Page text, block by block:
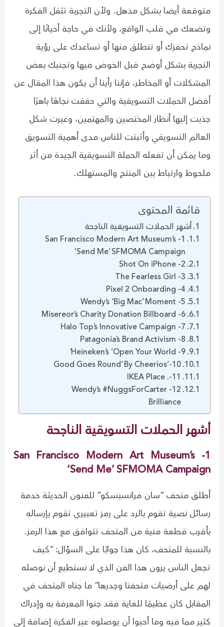
متوقعة أيضا بشكل مذهل. ولأن التجربة تثقل الفكرة
وتضعك في قلب الواقع، ولأنك في حاجة أحيانًا إلى
نماذج تحفزك أو تنطلق منها أو تساعدك على رؤية
التجربة بشكل أوضح قبل الخوض فيها وتجنبك بعض
المشكلات أو المخاطر، فإننا رأينا أن يكون هذا المقال عن
أفضل الحملات التسويقية والتي حققت نجاهًا باهرًا
جذبت إليها أنظار المختصين والمهتمين، وغيرت شكل
العالم التسويقي وأثبتت للناس مدى أهمية التسويق
وما يمكن أن تفعله الحملة التسويقية الجيدة من أثر
ملحوظ وارتباط بين المنتج والمستهلك.
قائمة المحتوى
أشهر الحملات التسويقية الناجحة
1- San Francisco Modern Art Museum’s
‘Send Me’ SFMOMA Campaign
2- Shot On iPhone
3- The Fearless Girl
4- Pixel 2 Onboarding
5- Wendy’s ‘Big Mac’ Moment
6- Misereor’s Charity Donation Billboard
7- Halo Top’s Innovative Campaign
8- Patagonia’s Brand Activism
9- Heineken’s ‘Open Your World’
10-‘Good Goes Round’ By Cheerios
11-. IKEA Place
12- Wendy’s #NuggsForCarter
Brilliance
أشهر الحملات التسويقية الناجحة
1- San Francisco Modern Art Museum’s
‘Send Me’ SFMOMA Campaign
أطلق متحف “سان فرانسيسكو” للفنون الحديثة خدمة
رسائل نصية تقوم بالرد على رمز تعبيري تقوم بإرساله
بأقرب قطعة فنية من المتحف تتوافق مع هذا الرمز.
بالنسبة للمتحف، كان هذا جوابًا على السؤال: “كيف
تجعل الناس يرون هذا الفن الذي لا نستطيع أن نوصله
لهم على أرضيات متحفنا وجدرها” ما جناه المتحف في
المقابل كان عظيمًا للغاية فقد جنوا المعرفة به وإدراك
كثير مما فيه وما أحبوا أن يوصلوه عبر الفكرة إضافة إلى